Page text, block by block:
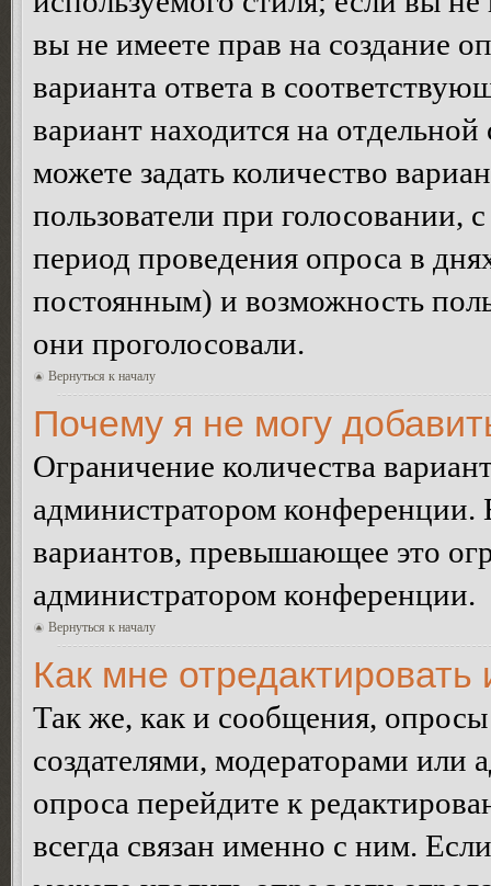
вы не имеете прав на создание
варианта ответа в
вариант находится на
можете задать количество
пользователи при
период проведения опроса в
постоянным) и возможность
они проголосовали.
Вернуться к началу
Почему я не могу
Ограничение количества
администратором конференции.
вариантов, превышающее это
администратором конференции.
Вернуться к началу
Как мне
Так же, как и сообщения, опросы
создателями, модераторами или
опроса перейдите к
всегда связан именно с ним.